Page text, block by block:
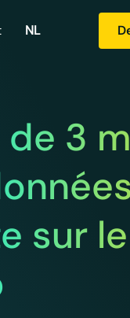
grâce à Skylock
NL
de 3
sur